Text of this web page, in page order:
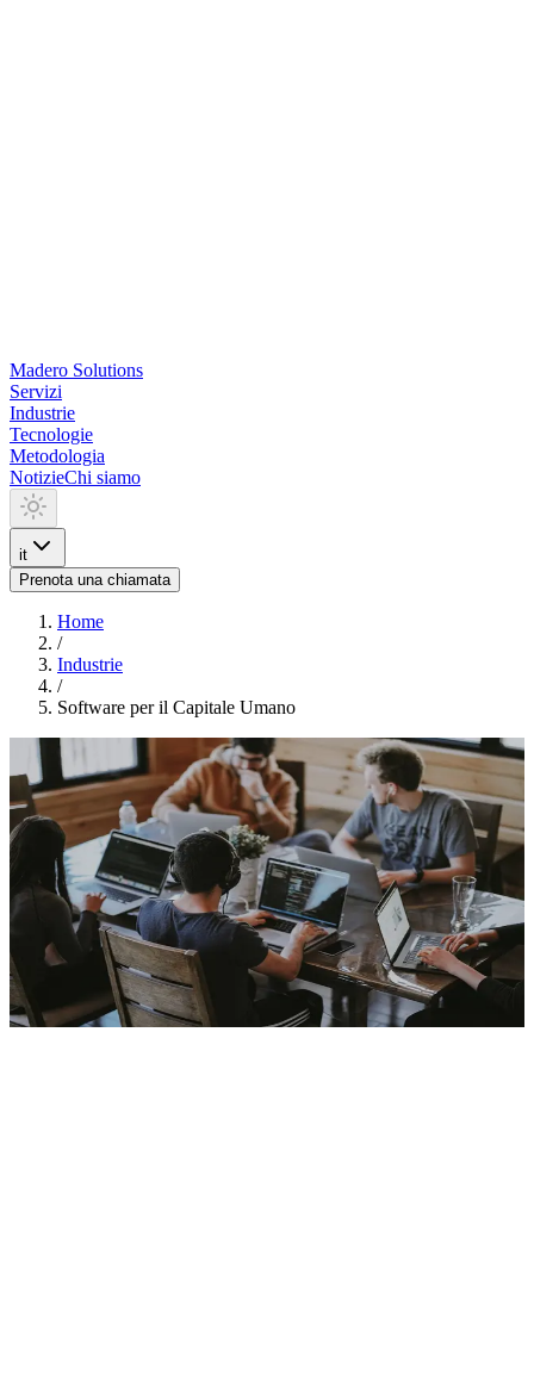
Madero Solutions
Servizi
Industrie
Tecnologie
Metodologia
NotizieChi siamo
it
Prenota una chiamata
Home
/
Industrie
/
Software per il Capitale Umano
INDUSTRIA
Software per il Capitale
Umano
Sviluppiamo software HR: reclutamento e onboarding, buste paga,
valutazioni delle prestazioni e portali dipendenti. Automazione
processi, conformità lavorativa e analitica persone. Integrazione con
sistemi personale, assenze e benefit. Soluzioni che migliorano
l'esperienza del dipendente e ottimizzano la gestione del capitale
umano.